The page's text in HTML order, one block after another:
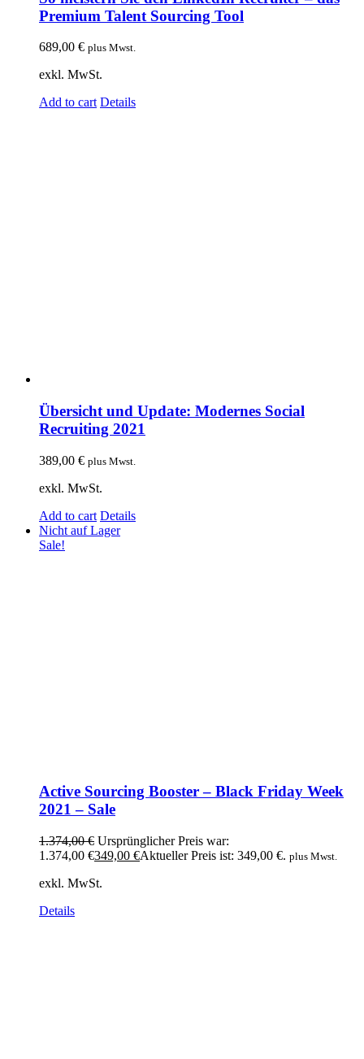
Premium Talent Sourcing Tool
689,00 € plus Mwst.
exkl. MwSt.
Add to cart Details
Übersicht und Update: Modernes Social
Recruiting 2021
389,00 € plus Mwst.
exkl. MwSt.
Add to cart Details
Nicht auf Lager
Sale!
Active Sourcing Booster – Black Friday Week
2021 – Sale
1.374,00€ Ursprünglicher Preis war:
1.374,00 €349,00 €Aktueller Preis ist: 349,00 €. plus Mwst.
exkl. MwSt.
Details